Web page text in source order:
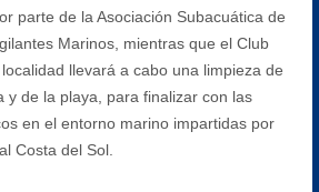
parte de la Asociación Subacuática de
Marinos, mientras que el Club
llevará a cabo una limpieza de
y de la playa, para finalizar con las
en el entorno marino impartidas por
Costa del Sol.